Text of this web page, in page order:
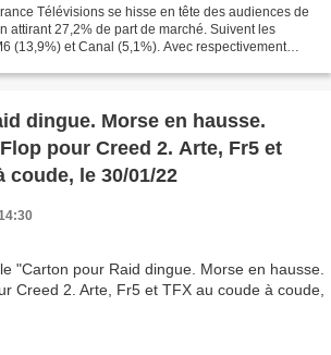
Télévisions se hisse en tête des audiences de
attirant 27,2% de part de marché. Suivent les
(13,9%) et Canal (5,1%). Avec respectivement
dingue. Morse en hausse.
pour Creed 2. Arte, Fr5 et
coude, le 30/01/22